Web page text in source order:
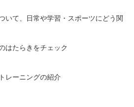
いて、日常や学習・スポーツにどう関
はたらきをチェック
レーニングの紹介